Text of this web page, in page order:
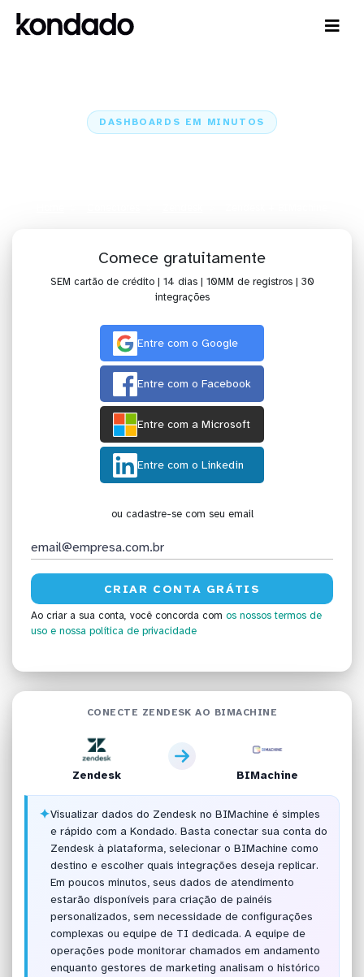
DASHBOARDS EM MINUTOS
Comece gratuitamente
SEM cartão de crédito | 14 dias | 10MM de registros | 30
integrações
Entre com o Google
Entre com o Facebook
Entre com a Microsoft
Entre com o Linkedin
ou cadastre-se com seu email
Ao criar a sua conta, você concorda com os nossos termos de
uso e nossa política de privacidade
CONECTE ZENDESK AO BIMACHINE
Zendesk BIMachine
✦Visualizar dados do Zendesk no BIMachine é simples
e rápido com a Kondado. Basta conectar sua conta do
Zendesk à plataforma, selecionar o BIMachine como
destino e escolher quais integrações deseja replicar.
Em poucos minutos, seus dados de atendimento
estarão disponíveis para criação de painéis
personalizados, sem necessidade de configurações
complexas ou equipe de TI dedicada. A equipe de
operações pode monitorar chamados em andamento
enquanto gestores de marketing analisam o histórico